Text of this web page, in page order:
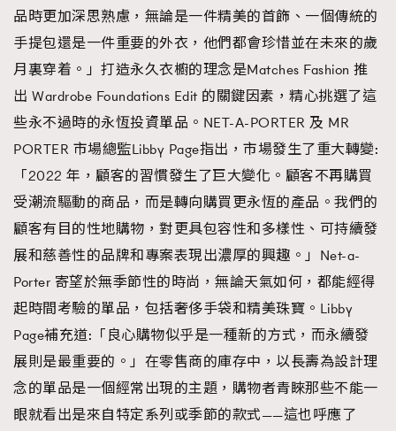
品時更加深思熟慮，無論是一件精美的首飾、一個傳統的
手提包還是一件重要的外衣，他們都會珍惜並在未來的歲
月裏穿着。」打造永久衣櫥的理念是Matches Fashion 推
出 Wardrobe Foundations Edit 的關鍵因素，精心挑選了這
些永不過時的永恆投資單品。NET-A-PORTER 及 MR
PORTER 市場總監Libby Page指出，市場發生了重大轉變:
「2022 年，顧客的習慣發生了巨大變化。顧客不再購買
受潮流驅動的商品，而是轉向購買更永恆的產品。我們的
顧客有目的性地購物，對更具包容性和多樣性、可持續發
展和慈善性的品牌和專案表現出濃厚的興趣。」Net-a-
Porter 寄望於無季節性的時尚，無論天氣如何，都能經得
起時間考驗的單品，包括奢侈手袋和精美珠寶。Libby
Page補充道:「良心購物似乎是一種新的方式，而永續發
展則是最重要的。」在零售商的庫存中，以長壽為設計理
念的單品是一個經常出現的主題，購物者青睞那些不能一
眼就看出是來自特定系列或季節的款式——這也呼應了